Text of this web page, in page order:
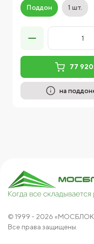
Поддон 1 шт.
77
на
© 1999 - 2026
Все права защищены.